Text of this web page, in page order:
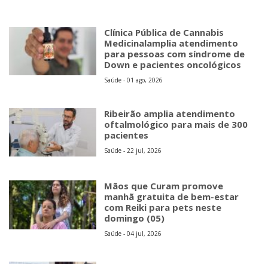
Clínica Pública de Cannabis
Medicinalamplia atendimento
para pessoas com síndrome de
Down e pacientes oncológicos
Saúde - 01 ago, 2026
Ribeirão amplia atendimento
oftalmológico para mais de 300
pacientes
Saúde - 22 jul, 2026
Mãos que Curam promove
manhã gratuita de bem-estar
com Reiki para pets neste
domingo (05)
Saúde - 04 jul, 2026